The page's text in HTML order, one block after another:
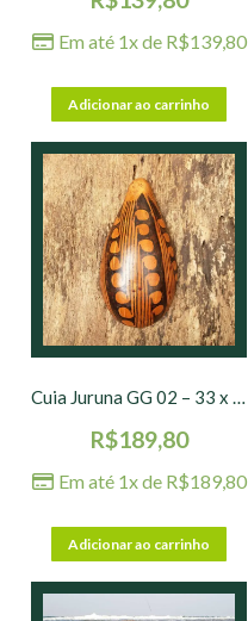
Em até 1x de R$139,80
Adicionar ao carrinho
Cuia Juruna GG 02 – 33 x 18 x 9 cm
R$189,80
Em até 1x de R$189,80
Adicionar ao carrinho